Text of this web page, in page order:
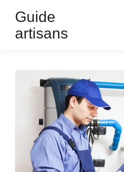
Guide
artisans